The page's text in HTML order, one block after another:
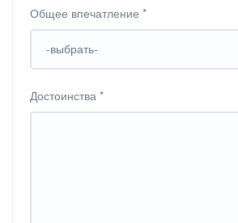
Общее впечатление *
-выбрать-
Достоинства *